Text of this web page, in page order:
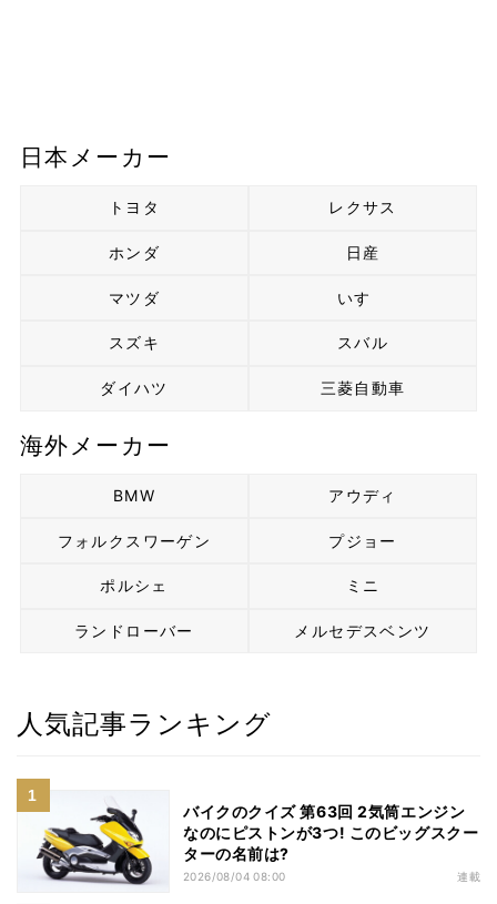
日本メーカー
トヨタ レクサス
ホンダ 日産
マツダ いすゞ
スズキ スバル
ダイハツ 三菱自動車
海外メーカー
BMW アウディ
フォルクスワーゲン プジョー
ポルシェ ミニ
ランドローバー メルセデスベンツ
人気記事ランキング
バイクのクイズ 第63回 2気筒エンジン
なのにピストンが3つ! このビッグスクー
ターの名前は?
2026/08/04 08:00 連載